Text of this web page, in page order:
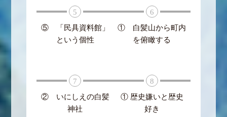
5
⑤ 「民具資料館」
という個性
6
① 白髪山から町内
を俯瞰する
7
② いにしえの白髪
神社
8
① 歴史嫌いと歴史
好き